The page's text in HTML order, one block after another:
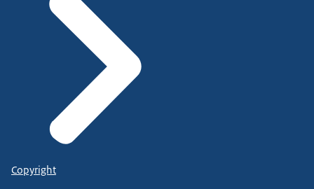
Copyright